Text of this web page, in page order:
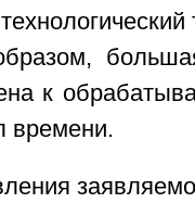
к
времени.